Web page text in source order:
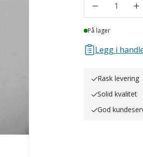
1
Lager
På lager
Legg i
Rask levering
Solid kvalitet
God